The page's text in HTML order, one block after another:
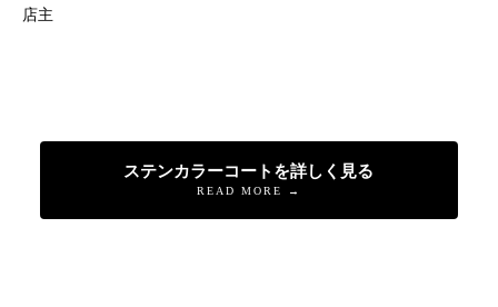
店主
ステンカラーコートを詳しく見る
READ MORE →